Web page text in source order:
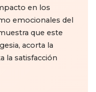
en los
emocionales del
que este
acorta la
la satisfacción